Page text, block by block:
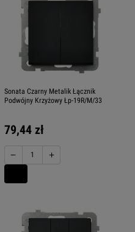
Sonata Czarny Metalik Łącznik
Podwójny Krzyżowy Łp-19R/M/33
79,44 zł
− +